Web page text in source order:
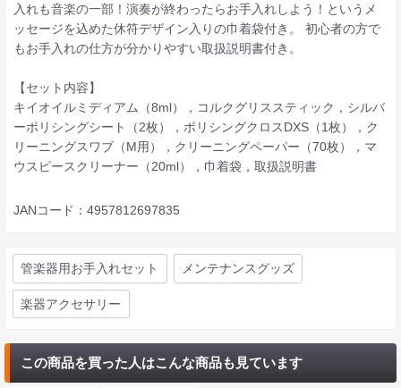
入れも音楽の一部！演奏が終わったらお手入れしよう！というメ
ッセージを込めた休符デザイン入りの巾着袋付き。 初心者の方で
もお手入れの仕方が分かりやすい取扱説明書付き。
【セット内容】
キイオイルミディアム（8ml），コルクグリススティック，シルバ
ーポリシングシート（2枚），ポリシングクロスDXS（1枚），ク
リーニングスワブ（M用），クリーニングペーパー（70枚），マ
ウスピースクリーナー（20ml），巾着袋，取扱説明書
JANコード：4957812697835
管楽器用お手入れセット メンテナンスグッズ
楽器アクセサリー
この商品を買った人はこんな商品も見ています